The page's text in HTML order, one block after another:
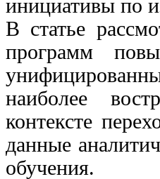
инициативы по
В статье
программ
наиболее
контексте
данные
обучения.